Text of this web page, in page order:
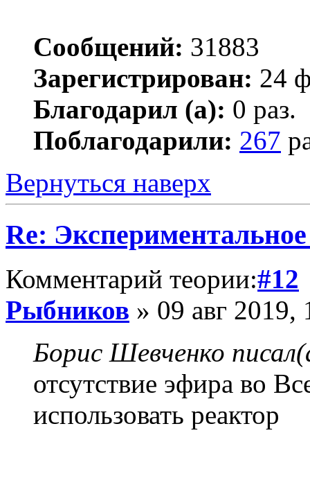
Сообщений: 31883
Зарегистрирован: 24
Благодарил (а): 0 раз.
Поблагодарили: 267
Вернуться наверх
Re:
Комментарий теории:#12
Рыбников » 09 авг 2019,
Борис Шевченко
отсутствие эфира во
использовать реактор